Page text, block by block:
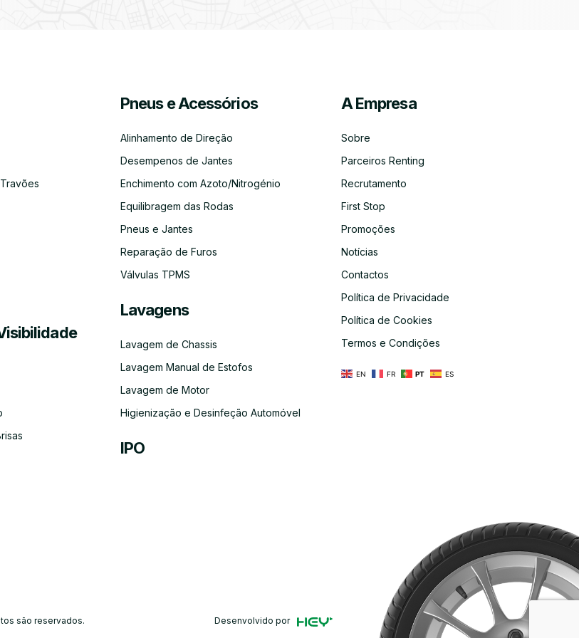
Pneus e Acessórios
Alinhamento de Direção
Desempenos de Jantes
Enchimento com Azoto/Nitrogénio
Equilibragem das Rodas
Pneus e Jantes
Reparação de Furos
Válvulas TPMS
Lavagens
Lavagem de Chassis
Lavagem Manual de Estofos
Lavagem de Motor
Higienização e Desinfeção Automóvel
IPO
A Empresa
Sobre
Parceiros Renting
Recrutamento
First Stop
Promoções
Notícias
Contactos
Política de Privacidade
Política de Cookies
Termos e Condições
EN FR PT ES
são reservados. Desenvolvido por
Kit
Kit
Diagnóstico
AlternadorADBLUELimpeza
do
Circuito
de
Refrigeração
Faróis
LubrificaçãoInspeção
Automóvel
Escovas
Limpa
Para-
Brisas
Filtros
Emissões
de
Gases
(CO)